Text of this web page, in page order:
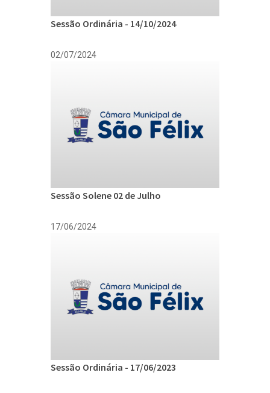
Sessão Ordinária - 14/10/2024
02/07/2024
Sessão Solene 02 de Julho
17/06/2024
Sessão Ordinária - 17/06/2023